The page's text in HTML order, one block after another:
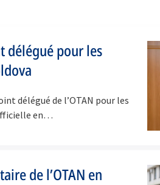
délégué pour les
délégué de l’OTAN pour les
en…
de l’OTAN en